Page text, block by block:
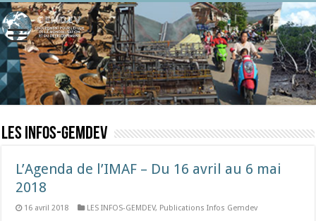
LES INFOS-GEMDEV
L’Agenda de l’IMAF – Du 16 avril au 6 mai
2018
16 avril 2018 LES INFOS-GEMDEV, Publications Infos Gemdev